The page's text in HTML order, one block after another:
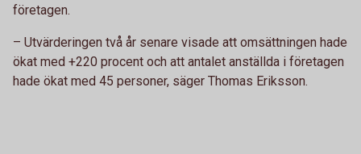
företagen.
– Utvärderingen två år senare visade att omsättningen hade
ökat med +220 procent och att antalet anställda i företagen
hade ökat med 45 personer, säger Thomas Eriksson.